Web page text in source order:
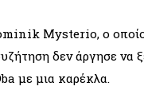
Mysterio, ο
δεν άργησε
με μια καρέκλα.